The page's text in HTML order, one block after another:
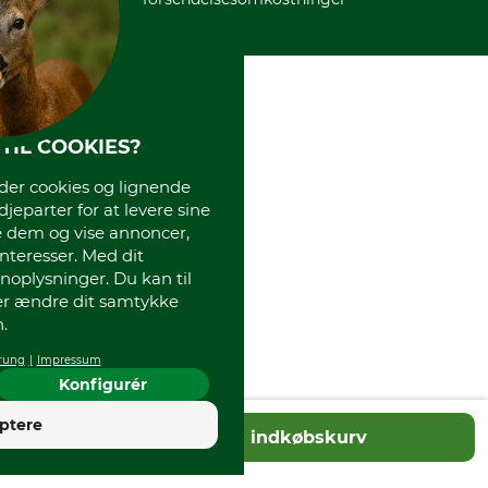
Tilføj til indkøbskurv
COOKIES?
cookies og lignende
for at levere sine
og vise annoncer,
Med dit
Du kan til
ændre dit samtykke
Impressum
Konfigurér